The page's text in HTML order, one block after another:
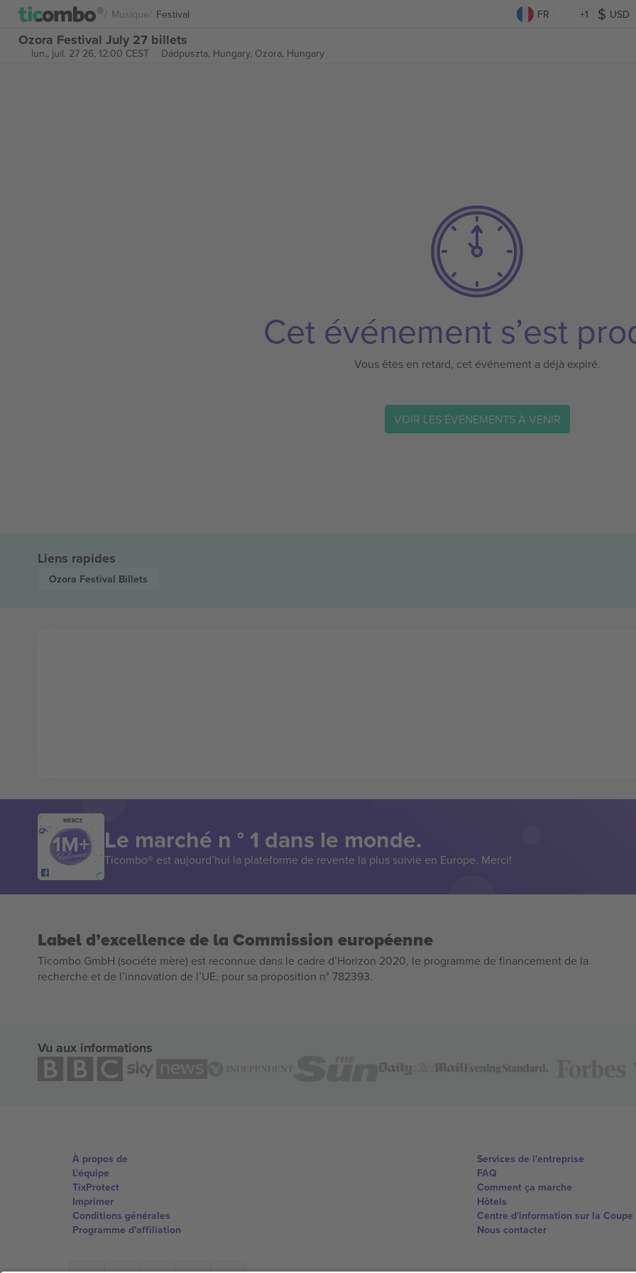
Musique Festival FR +1 USD
Ozora Festival July 27 billets
lun., juil. 27 26, 12:00 CEST Dádpuszta, Hungary, Ozora, Hungary
Cet événement s’est
Vous êtes en retard, cet événement a déjà expiré.
VOIR LES ÉVÉNEMENTS À VENIR
Liens rapides
Ozora Festival Billets
MERCI!
Le marché n ° 1 dans le monde.
Ticombo® est aujourd’hui la plateforme de revente la plus suivie en Europe. Merci!
Label d’excellence de la Commission européenne
Ticombo GmbH (société mère) est reconnue dans le cadre d’Horizon 2020, le programme de financement de la
recherche et de l’innovation de l’UE, pour sa proposition n° 782393.
Vu aux informations
À propos de
L'équipe
TixProtect
Imprimer
Conditions générales
Programme d'affiliation
Services de l'entreprise
FAQ
Comment ça marche
Hôtels
Centre d'information sur la Coupe
Nous contacter